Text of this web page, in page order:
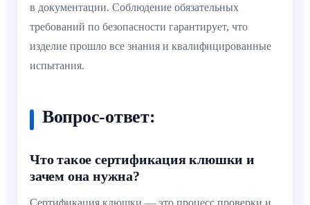
в документации. Соблюдение обязательных
требований по безопасности гарантирует, что
изделие прошло все знания и квалифицированные
испытания.
Вопрос-ответ:
Что такое сертификация клюшки и
зачем она нужна?